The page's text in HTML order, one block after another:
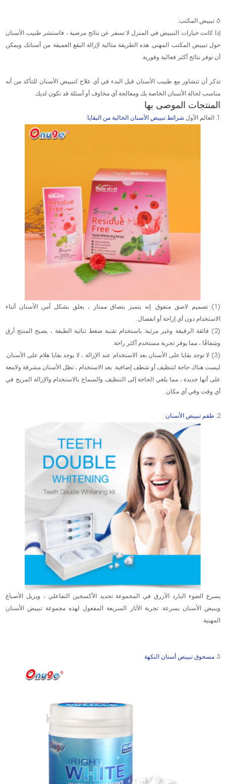
6. تبييض المكتب:
إذا كانت خيارات التبييض في المنزل لا تسفر عن نتائج مرضية ، فاستشر طبيب الأسنان
حول تبييض المكتب المهني. هذه الطريقة مثالية لإزالة البقع العميقة من أسنانك ويمكن
أن توفر نتائج أكثر فعالية وفورية.
تذكر أن تتشاور مع طبيب الأسنان قبل البدء في أي علاج لتبييض الأسنان للتأكد من أنه
مناسب لحالة الأسنان الخاصة بك ومعالجة أي مخاوف أو أسئلة قد تكون لديك.
المنتجات الموصى بها
1. العالم الأول شرائط تبييض الأسنان الخالية من البقايا:
(1) تصميم لاصق متفوق: إنه يتميز بتصاق ممتاز ، يعلق بشكل آمن الأسنان أثناء
الاستخدام دون أي إزاحة أو انفصال.
(2) فائقة الرقيقة وغير مرئية: باستخدام تقنية ضغط ثنائية الطبقة ، يصبح المنتج أرق
وشفافًا ، مما يوفر تجربة مستخدم أكثر راحة.
(3) لا توجد بقايا على الأسنان بعد الاستخدام: عند الإزالة ، لا يوجد بقايا هلام على الأسنان.
ليست هناك حاجة لتنظيف أو شطف إضافية. بعد الاستخدام ، تظل الأسنان مشرقة ولامعة
على أنها جديدة ، مما يلغي الحاجة إلى التنظيف والسماح بالاستخدام والإزالة المريح في
أي وقت وفي أي مكان.
2. طقم تبييض الأسنان:
يسرع الضوء البارد الأزرق في المجموعة تجديد الأكسجين التفاعلي ، ويزيل الأصباغ
ويبيض الأسنان بسرعة. تجربة الآثار السريعة المفعول لهذه مجموعة تبييض الأسنان
المهنية.
3. مسحوق تبييض أسنان النكهة